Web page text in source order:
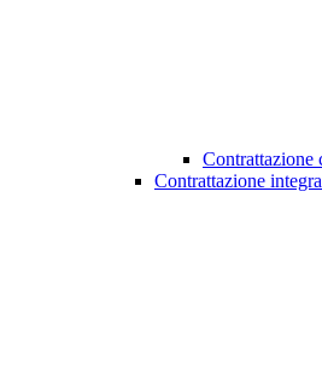
Contrattazione
Contrattazione